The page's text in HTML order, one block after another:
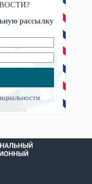
рассылку